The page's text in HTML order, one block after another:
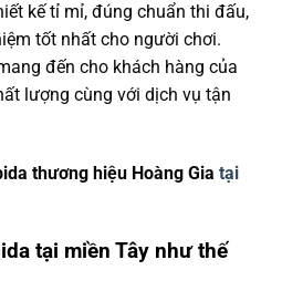
kế tỉ mỉ, đúng chuẩn thi đấu,
tốt nhất cho người chơi.
đến cho khách hàng của
lượng cùng với dịch vụ tận
thương hiệu Hoàng Gia tại
tại miền Tây như thế